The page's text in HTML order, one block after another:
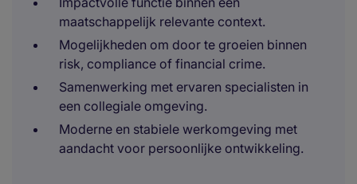
maatschappelijk relevante context.
Mogelijkheden om door te groeien binnen
risk, compliance of financial crime.
Samenwerking met ervaren specialisten in
een collegiale omgeving.
Moderne en stabiele werkomgeving met
aandacht voor persoonlijke ontwikkeling.